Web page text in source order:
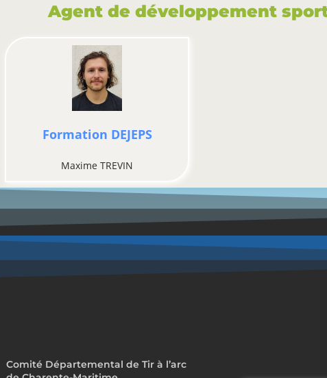
Agent de développement
Formation DEJEPS
Maxime TREVIN
Comité Départemental de Tir à l’arc